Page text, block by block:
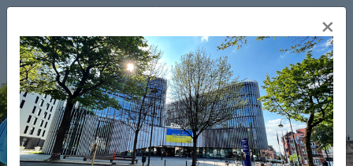
Aller
contenu
principal
VOS DÉMARCHES
FR
×